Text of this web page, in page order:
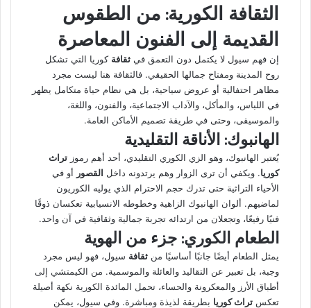
الثقافة الكورية: من الطقوس
القديمة إلى الفنون المعاصرة
إن فهم سيول لا يكتمل دون التعمق في ثقافة كوريا التي تشكل
روح المدينة ومفتاح جمالها الحقيقي. فالثقافة هنا ليست مجرد
مظاهر احتفالية أو عروض سياحية، بل هي نظام حياة متكامل يظهر
في اللباس، والمأكل، والآداب الاجتماعية، والفنون، واللغة،
والموسيقى، وحتى في طريقة تصميم الأماكن العامة.
الهانبوك: الأناقة التقليدية
يُعتبر الهانبوك، وهو الزي الكوري التقليدي، أحد أهم رموز تراث
كوريا. ويكفي أن ترى الزوار وهم يرتدونه داخل القصور
أو في
الأحياء التراثية حتى تدرك حجم الاحترام الذي يوليه الكوريون
لماضيهم. ألوان الهانبوك الزاهية وخطوطه الانسيابية تعكسان ذوقًا
فنيًا رفيعًا، وتجعلان من ارتدائه تجربة جمالية وثقافية في آن واحد.
الطعام الكوري: جزء من الهوية
يمثل الطعام أيضًا جانبًا أساسيًا من ثقافة سيول، فهو ليس مجرد
وجبة، بل تعبير عن التقاليد والعائلة والموسمية. من الكيمتشي إلى
أطباق الأرز والمعكرونة والحساء، تحمل المائدة الكورية نكهة أصيلة
تعكس تراث كوريا بطريقة لذيذة ومباشرة. وفي سيول، يمكن